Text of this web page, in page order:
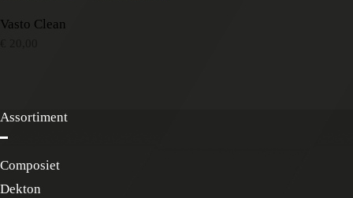
Vasto Clean
Assortiment
Composiet
Dekton